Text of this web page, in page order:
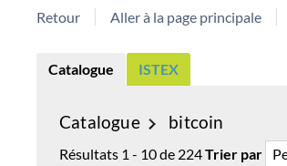
Retour Aller à la page principale
Catalogue ISTEX
Catalogue bitcoin
Résultats 1 - 10de 224Trier par